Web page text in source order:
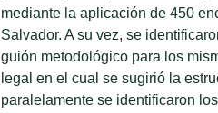
mediante la aplicación de 450
Salvador. A su vez, se
guión metodológico para los
legal en el cual se sugirió la
paralelamente se identificaron